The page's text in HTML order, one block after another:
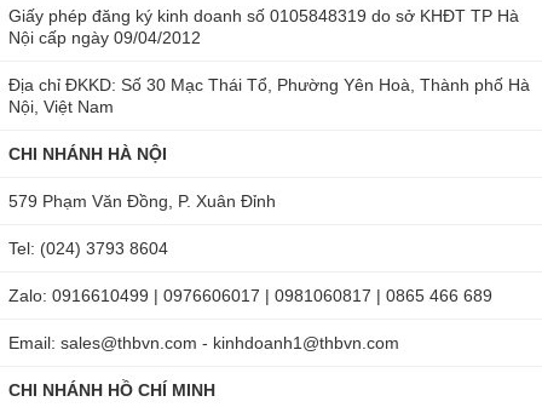
Giấy phép đăng ký kinh doanh số 0105848319 do sở KHĐT TP Hà
Nội cấp ngày 09/04/2012
Địa chỉ ĐKKD: Số 30 Mạc Thái Tổ, Phường Yên Hoà, Thành phố Hà
Nội, Việt Nam
CHI NHÁNH HÀ NỘI
579 Phạm Văn Đồng, P. Xuân Đỉnh
Tel: (024) 3793 8604
Zalo: 0916610499 | 0976606017 | 0981060817 | 0865 466 689
Email: sales@thbvn.com - kinhdoanh1@thbvn.com
CHI NHÁNH HỒ CHÍ MINH